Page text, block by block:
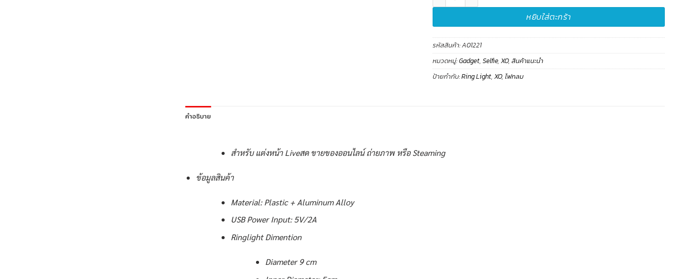
หยิบใส่ตะกร้า
รหัสสินค้า:A01221
หมวดหมู่:Gadget, Selfie, XO, สินค้าแนะนำ
ป้ายกำกับ:Ring Light, XO, ไฟกลม
คำอธิบาย
สำหรับ แต่งหน้า Liveสด ขายของออนไลน์ ถ่ายภาพ หรือ Steaming
ข้อมูลสินค้า
Material: Plastic + Aluminum Alloy
USB Power Input: 5V/2A
Ringlight Dimention
Diameter 9 cm